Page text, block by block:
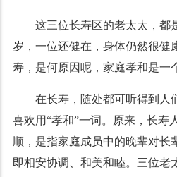
这三位长寿区的老太太，都
岁，一位还健在，身体仍然很健
寿，是何原因呢，家庭孝和是一
在长寿，随处都可听得到人
喜欢用“孝和”一词。原来，长寿
顺，是指家庭成员中的晚辈对长
即相安协调、和美和睦。三位老